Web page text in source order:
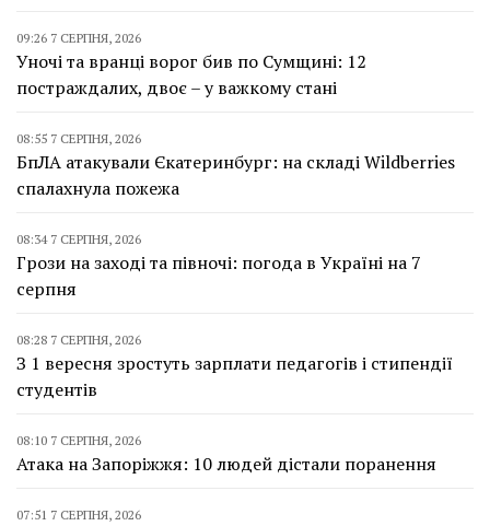
09:26 7 СЕРПНЯ, 2026
Уночі та вранці ворог бив по Сумщині: 12
постраждалих, двоє – у важкому стані
08:55 7 СЕРПНЯ, 2026
БпЛА атакували Єкатеринбург: на складі Wildberries
спалахнула пожежа
08:34 7 СЕРПНЯ, 2026
Грози на заході та півночі: погода в Україні на 7
серпня
08:28 7 СЕРПНЯ, 2026
З 1 вересня зростуть зарплати педагогів і стипендії
студентів
08:10 7 СЕРПНЯ, 2026
Атака на Запоріжжя: 10 людей дістали поранення
07:51 7 СЕРПНЯ, 2026